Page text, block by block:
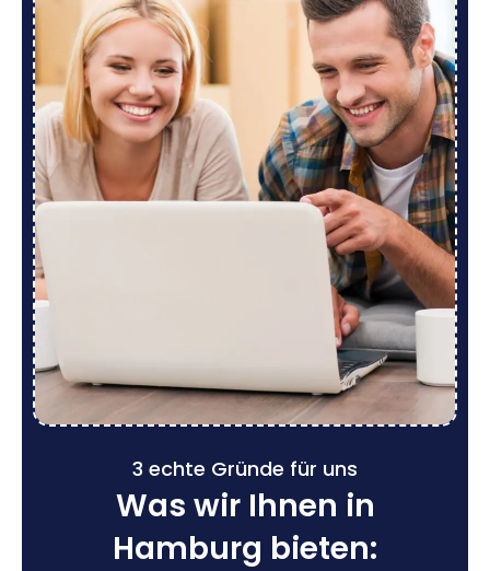
3 echte Gründe für uns
Was wir Ihnen in
Hamburg bieten: